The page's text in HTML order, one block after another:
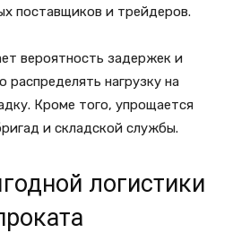
поставщиков и трейдеров.
вероятность задержек и
распределять нагрузку на
Кроме того, упрощается
и складской службы.
логистики